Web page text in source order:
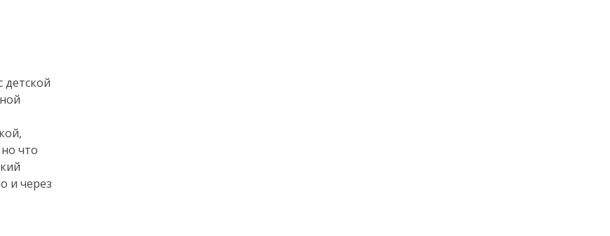
детской
что
и через